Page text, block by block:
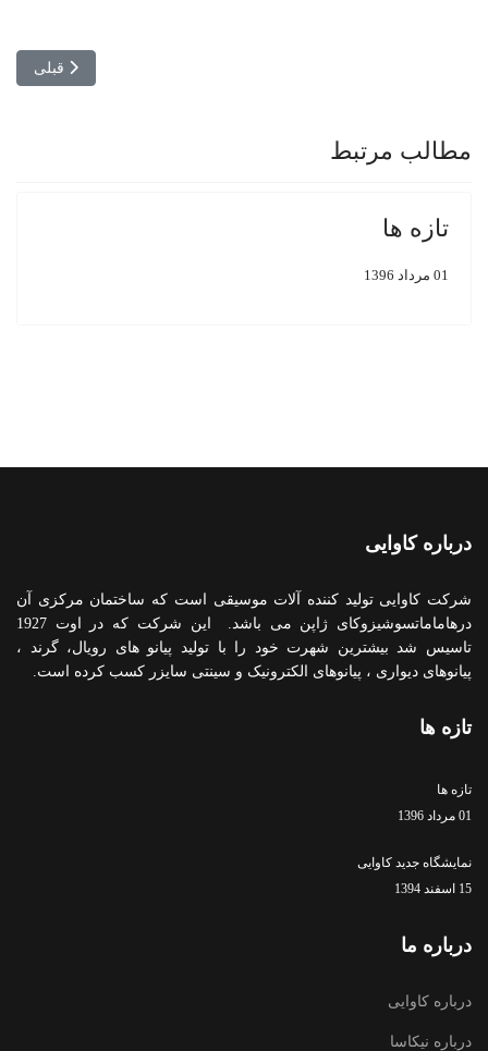
مطلب قبلی:
قبلی
مطالب مرتبط
تازه ها
01 مرداد 1396
درباره کاوایی
شرکت کاوایی تولید کننده آلات موسیقی است که ساختمان مرکزی آن
درهاماماتسوشیزوکای ژاپن می باشد. این شرکت که در اوت 1927
تاسیس شد بیشترین شهرت خود را با تولید پیانو های رویال، گرند ،
پیانوهای دیواری ، پیانوهای الکترونیک و سینتی سایزر کسب کرده است.
تازه ها
تازه ها
01 مرداد 1396
نمایشگاه جدید کاوایی
15 اسفند 1394
درباره ما
درباره کاوایی
درباره نیکاسا